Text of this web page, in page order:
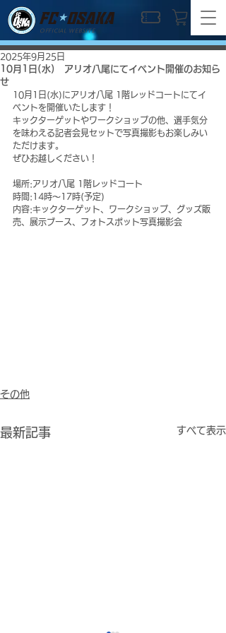
OFFICIAL WEBSITE
10月1日(水) アリオ八尾にてイベント開催のお知ら
せ
2025年9月25日
10月1日(水)にアリオ八尾 1階レッドコートにてイ
ベントを開催いたします！
キックターゲットやワークショップの他、選手気分
を味わえる記者会見セットで写真撮影もお楽しみい
ただけます。
ぜひお越しください！
場所:アリオ八尾 1階レッドコート
時間:14時〜17時(予定)
内容:キックターゲット、ワークショップ、グッズ販
売、展示ブース、フォトスポット写真撮影会
その他
最新記事 すべて表示